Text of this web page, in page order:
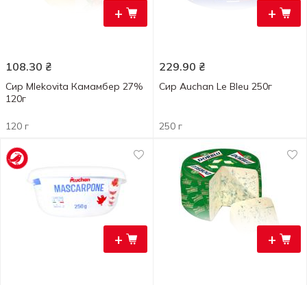
+
108.30 ₴
Сир Mlekovita Камамбер 27%
120г
120 г
+
229.90 ₴
Сир Auchan Le Bleu 250г
250 г
+ +